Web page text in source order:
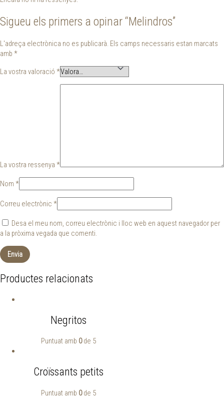
Sigueu els primers a opinar “Melindros”
L'adreça electrònica no es publicarà. Els camps necessaris estan marcats
amb *
La vostra valoració *
La vostra ressenya *
Nom *
Correu electrònic *
Desa el meu nom, correu electrònic i lloc web en aquest navegador per
a la pròxima vegada que comenti.
Productes relacionats
Negritos
Puntuat amb 0de 5
Croïssants petits
Puntuat amb 0de 5